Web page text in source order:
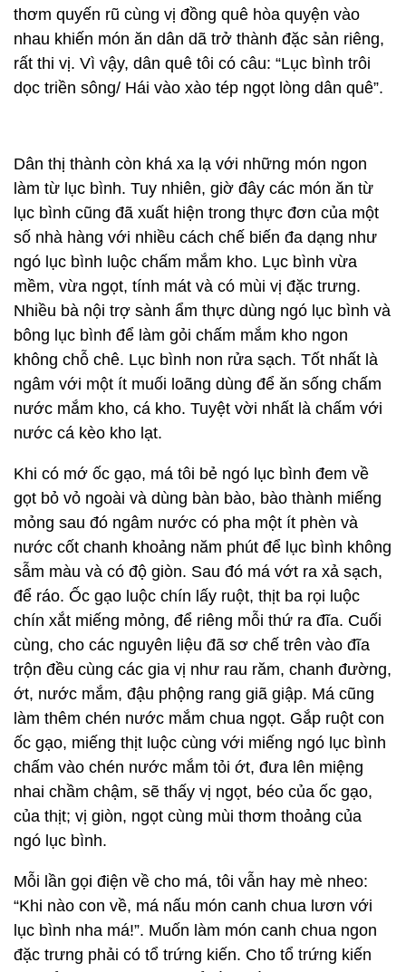
thơm quyến rũ cùng vị đồng quê hòa quyện vào
nhau khiến món ăn dân dã trở thành đặc sản riêng,
rất thi vị. Vì vậy, dân quê tôi có câu: “Lục bình trôi
dọc triền sông/ Hái vào xào tép ngọt lòng dân quê”.
Dân thị thành còn khá xa lạ với những món ngon
làm từ lục bình. Tuy nhiên, giờ đây các món ăn từ
lục bình cũng đã xuất hiện trong thực đơn của một
số nhà hàng với nhiều cách chế biến đa dạng như
ngó lục bình luộc chấm mắm kho. Lục bình vừa
mềm, vừa ngọt, tính mát và có mùi vị đặc trưng.
Nhiều bà nội trợ sành ẩm thực dùng ngó lục bình và
bông lục bình để làm gỏi chấm mắm kho ngon
không chỗ chê. Lục bình non rửa sạch. Tốt nhất là
ngâm với một ít muối loãng dùng để ăn sống chấm
nước mắm kho, cá kho. Tuyệt vời nhất là chấm với
nước cá kèo kho lạt.
Khi có mớ ốc gạo, má tôi bẻ ngó lục bình đem về
gọt bỏ vỏ ngoài và dùng bàn bào, bào thành miếng
mỏng sau đó ngâm nước có pha một ít phèn và
nước cốt chanh khoảng năm phút để lục bình không
sẫm màu và có độ giòn. Sau đó má vớt ra xả sạch,
để ráo. Ốc gạo luộc chín lấy ruột, thịt ba rọi luộc
chín xắt miếng mỏng, để riêng mỗi thứ ra đĩa. Cuối
cùng, cho các nguyên liệu đã sơ chế trên vào đĩa
trộn đều cùng các gia vị như rau răm, chanh đường,
ớt, nước mắm, đậu phộng rang giã giập. Má cũng
làm thêm chén nước mắm chua ngọt. Gắp ruột con
ốc gạo, miếng thịt luộc cùng với miếng ngó lục bình